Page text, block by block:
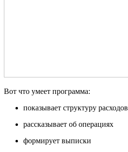
Вот что умеет программа:
показывает структуру расходов
рассказывает об операциях
формирует выписки